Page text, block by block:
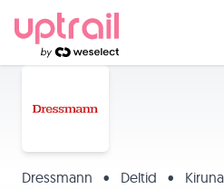
Dressmann • Deltid • Kiruna